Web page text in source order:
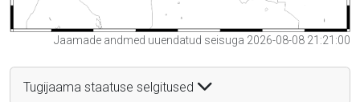
Jaamade andmed uuendatud seisuga 2026-08-08 21:21:00
Tugijaama staatuse selgitused